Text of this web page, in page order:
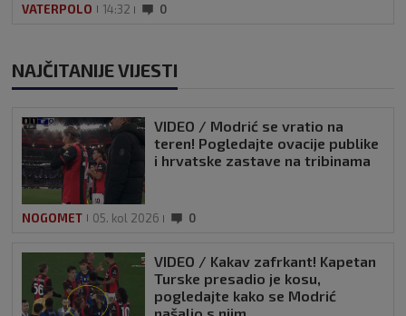
VATERPOLO 14:32 0
NAJČITANIJE VIJESTI
VIDEO / Modrić se vratio na
teren! Pogledajte ovacije publike
i hrvatske zastave na tribinama
NOGOMET 05. kol 2026 0
VIDEO / Kakav zafrkant! Kapetan
Turske presadio je kosu,
pogledajte kako se Modrić